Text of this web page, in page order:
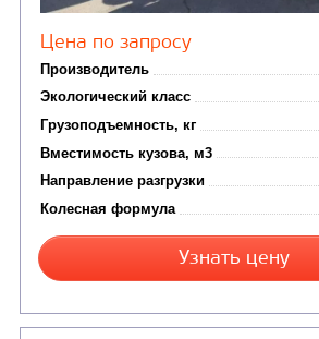
от 5 100 000
Производитель
Экологический класс
Грузоподъемность, кг
Вместимость кузова, м3
Направление разгрузки